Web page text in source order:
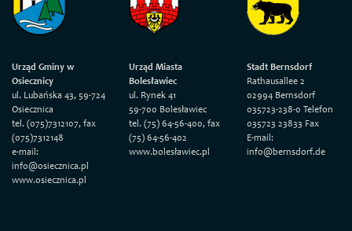
Urząd Gminy w
Osiecznicy
ul. Lubańska 43, 59-724
Osiecznica
tel. (075)7312107, fax
(075)7312148
e-mail:
info@osiecznica.pl
www.osiecznica.pl
Urząd Miasta
Bolesławiec
ul. Rynek 41
59-700 Bolesławiec
tel. (75) 64-56-400, fax
(75) 64-56-402
www.bolesławiec.pl
Stadt Bernsdorf
Rathausallee 2
02994 Bernsdorf
035723-238-0 Telefon
035723 23833 Fax
E-mail:
info@bernsdorf.de